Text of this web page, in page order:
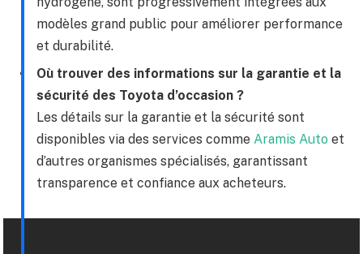
modèles grand public pour améliorer performance
et durabilité.
Où trouver des informations sur la garantie et la
sécurité des Toyota d’occasion ?
Les détails sur la garantie et la sécurité sont
disponibles via des services comme Aramis Auto et
d’autres organismes spécialisés, garantissant
transparence et confiance aux acheteurs.